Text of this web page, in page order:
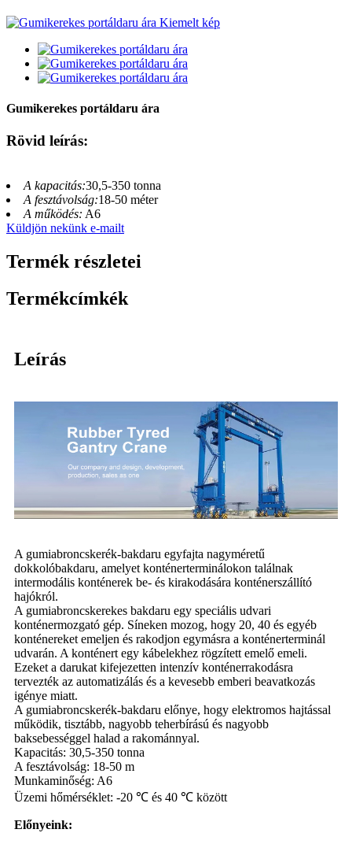
Gumikerekes portáldaru ára
Rövid leírás:
A kapacitás:30,5-350 tonna
A fesztávolság:18-50 méter
A működés: A6
Küldjön nekünk e-mailt
Termék részletei
Termékcímkék
Leírás
A gumiabroncskerék-bakdaru egyfajta nagyméretű
dokkolóbakdaru, amelyet konténerterminálokon találnak
intermodális konténerek be- és kirakodására konténerszállító
hajókról.
A gumiabroncskerekes bakdaru egy speciális udvari
konténermozgató gép. Síneken mozog, hogy 20, 40 és egyéb
konténereket emeljen és rakodjon egymásra a konténerterminál
udvarán. A konténert egy kábelekhez rögzített emelő emeli.
Ezeket a darukat kifejezetten intenzív konténerrakodásra
tervezték az automatizálás és a kevesebb emberi beavatkozás
igénye miatt.
A gumiabroncskerék-bakdaru előnye, hogy elektromos hajtással
működik, tisztább, nagyobb teherbírású és nagyobb
baksebességgel halad a rakománnyal.
Kapacitás: 30,5-350 tonna
A fesztávolság: 18-50 m
Munkaminőség: A6
Üzemi hőmérséklet: -20 ℃ és 40 ℃ között
Előnyeink: